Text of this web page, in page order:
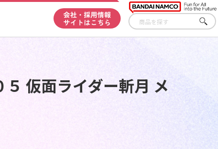
会社・採用情報
サイトはこちら
さが
す
仮面ライダー斬月 メ